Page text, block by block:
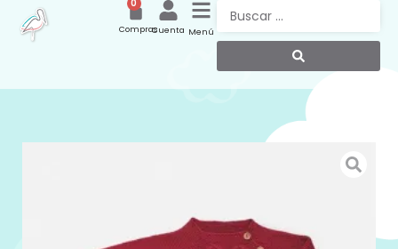
Menú
Cuenta
0
Compras